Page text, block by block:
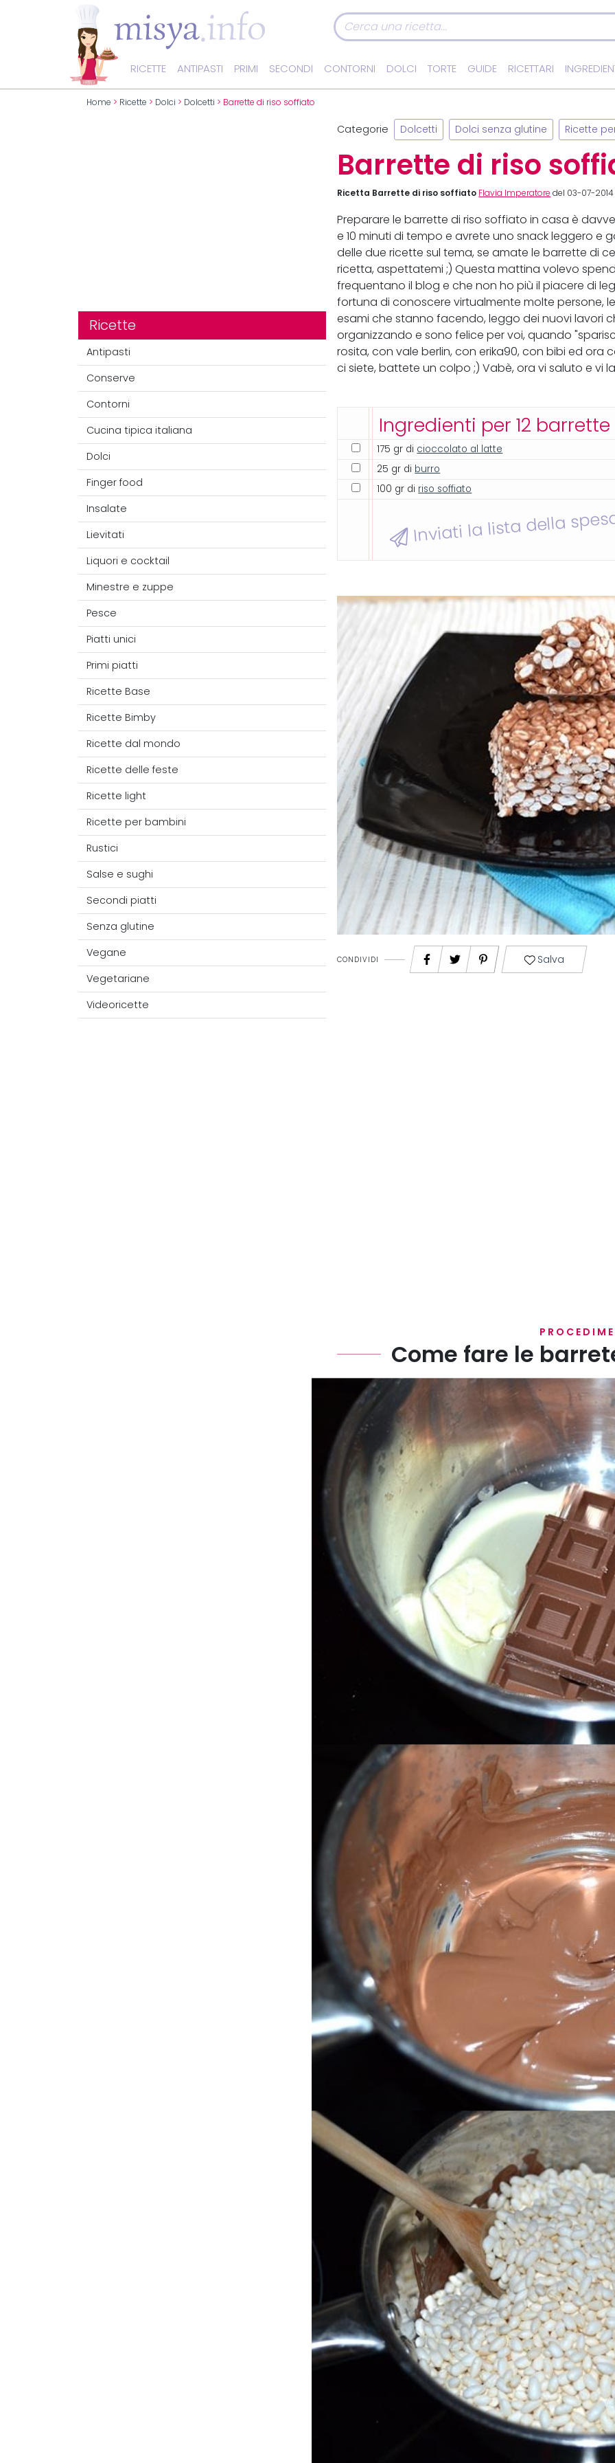
RICETTE ANTIPASTI PRIMI SECONDI CONTORNI DOLCI TORTE GUIDE RICETTARI
Home > Ricette > Dolci > Dolcetti > Barrette di riso soffiato
Ricette
Antipasti
Conserve
Contorni
Cucina tipica italiana
Dolci
Finger food
Insalate
Lievitati
Liquori e cocktail
Minestre e zuppe
Pesce
Piatti unici
Primi piatti
Ricette Base
Ricette Bimby
Ricette dal mondo
Ricette delle feste
Ricette light
Ricette per bambini
Rustici
Salse e sughi
Secondi piatti
Senza glutine
Vegane
Vegetariane
Videoricette
Categorie Dolcetti Dolci senza glutine Ricette
Barrette di riso
Ricetta Barrette di riso soffiato Flavia Imperatore del 03-07-
Preparare le barrette di riso soffiato in casa è
e 10 minuti di tempo e avrete uno snack leggero e
delle due ricette sul tema, se amate le barrette di
ricetta, aspettatemi ;) Questa mattina volevo
frequentano il blog e che non ho più il piacere di
fortuna di conoscere virtualmente molte persone,
esami che stanno facendo, leggo dei nuovi lavori
organizzando e sono felice per voi, quando
rosita, con vale berlin, con erika90, con bibi ed ora
ci siete, battete un colpo ;) Vabè, ora vi saluto e vi
Ingredienti per 12 barrette
175 gr di cioccolato al latte
25 gr di burro
100 gr di riso soffiato
Inviati la lista della
CONDIVIDI Salva
Come fare le
In una pentola dal fondo spesso fate sciogliere il
Mescolate fino a che non sarà fuso
Una volta sciolto, togliete dal fuoco e aggiungete